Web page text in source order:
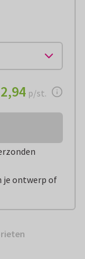
€ 2,94per stuk
2,94 p/st.
je ontwerp of